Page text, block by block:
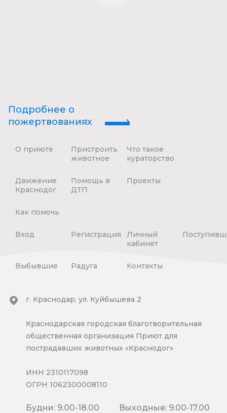
Подробнее о
пожертвованиях
О приюте
Пристроить
животное
Что такое
кураторство
Движение
Краснодог
Помощь в
ДТП
Проекты
Как помочь
Вход Регистрация
Личный
кабинет
Выбывшие Радуга Контакты
г. Краснодар, ул. Куйбышева 2
Краснодарская городская благотворительная
общественная организация Приют для
пострадавших животных «Краснодог»
ИНН 2310117098
ОГРН 1062300008110
Будни: 9.00-18.00 Выходные: 9.00-17.00